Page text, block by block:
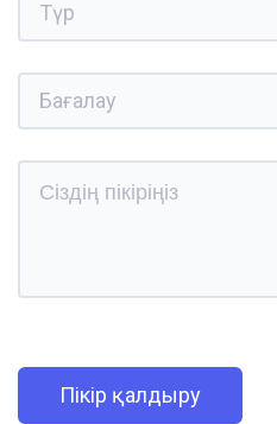
Пікір қалдыру